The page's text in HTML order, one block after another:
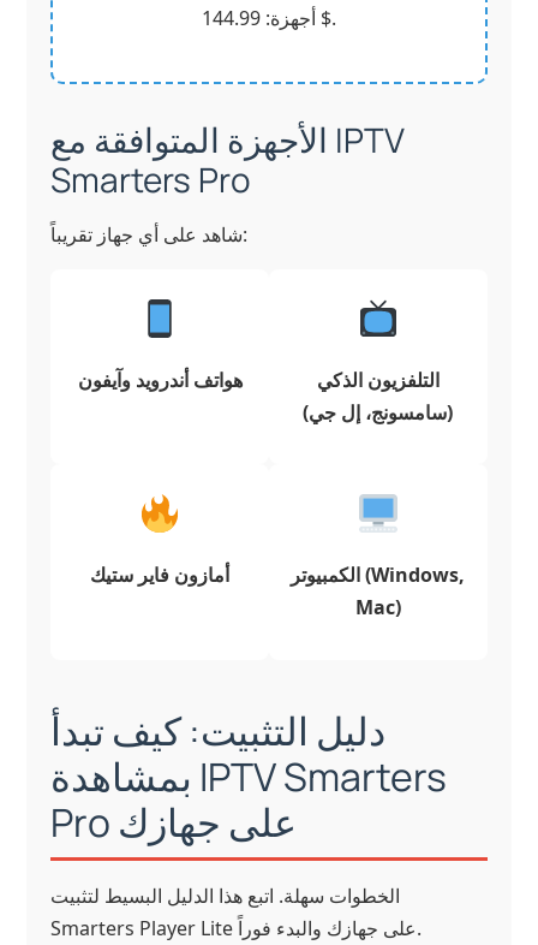
أجهزة: 144.99 $.
الأجهزة المتوافقة مع IPTV
Smarters Pro
شاهد على أي جهاز تقريباً:
هواتف أندرويد وآيفون
التلفزيون الذكي
(سامسونج، إل جي)
أمازون فاير ستيك
الكمبيوتر (Windows,
Mac)
دليل التثبيت: كيف تبدأ
بمشاهدة IPTV Smarters
Pro على جهازك
الخطوات سهلة. اتبع هذا الدليل البسيط لتثبيت
Smarters Player Lite على جهازك والبدء فوراً.